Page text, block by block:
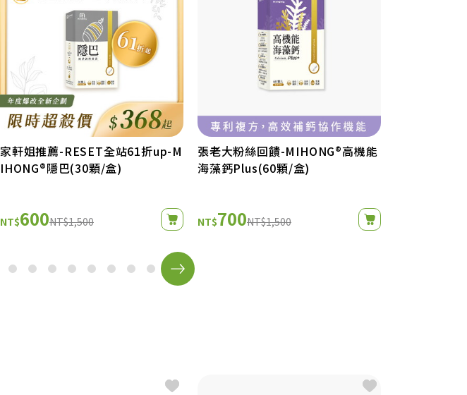
家軒姐推薦-RESET全站61折up-M
IHONG®隱巴(30顆/盒)
NT$600NT$1,500
張老大粉絲回饋-MIHONG®高機能
海藻鈣Plus(60顆/盒)
NT$700NT$1,500